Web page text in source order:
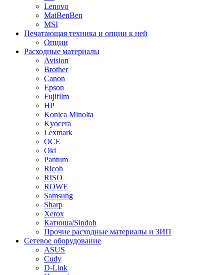
Lenovo
MaiBenBen
MSI
Печатающая техника и опции к ней
Опции
Расходные материалы
Avision
Brother
Canon
Epson
Fujifilm
HP
Konica Minolta
Kyocera
Lexmark
OCE
Oki
Pantum
Ricoh
RISO
ROWE
Samsung
Sharp
Xerox
Катюша/Sindoh
Прочие расходные материалы и ЗИП
Сетевое оборудование
ASUS
Cudy
D-Link